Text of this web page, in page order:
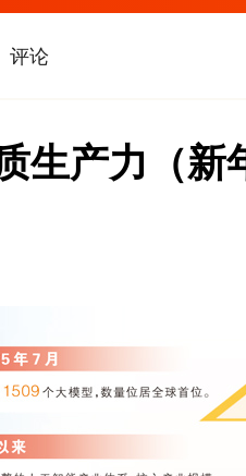
评论
生产力（新